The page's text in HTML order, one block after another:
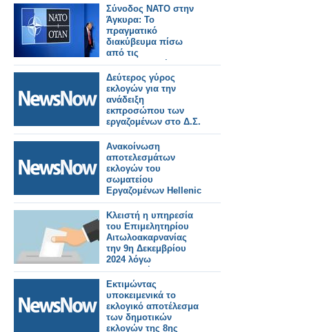
Σύνοδος ΝΑΤΟ στην
Άγκυρα: Το
πραγματικό
διακύβευμα πίσω
από τις
επικοινωνιακές
κορώνες και ο ρόλος
της Ελλάδας
Δεύτερος γύρος
εκλογών για την
ανάδειξη
εκπροσώπου των
εργαζομένων στο Δ.Σ.
του ΟΣΕ
Ανακοίνωση
αποτελεσμάτων
εκλογών του
σωματείου
Εργαζομένων Hellenic
train
Κλειστή η υπηρεσία
του Επιμελητηρίου
Αιτωλοακαρνανίας
την 9η Δεκεμβρίου
2024 λόγω
διεξαγωγής
επιμελητηριακών
εκλογών 2024
Εκτιμώντας
υποκειμενικά το
εκλογικό αποτέλεσμα
των δημοτικών
εκλογών της 8ης